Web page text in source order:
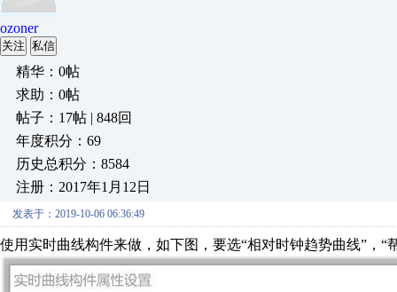
ozoner
关注 私信
精华：0帖
求助：0帖
帖子：17帖 | 848回
年度积分：69
历史总积分：8584
注册：2017年1月12日
发表于：2019-10-06 06:36:49
使用实时曲线构件来做，如下图，要选“相对时钟趋势曲线”，“